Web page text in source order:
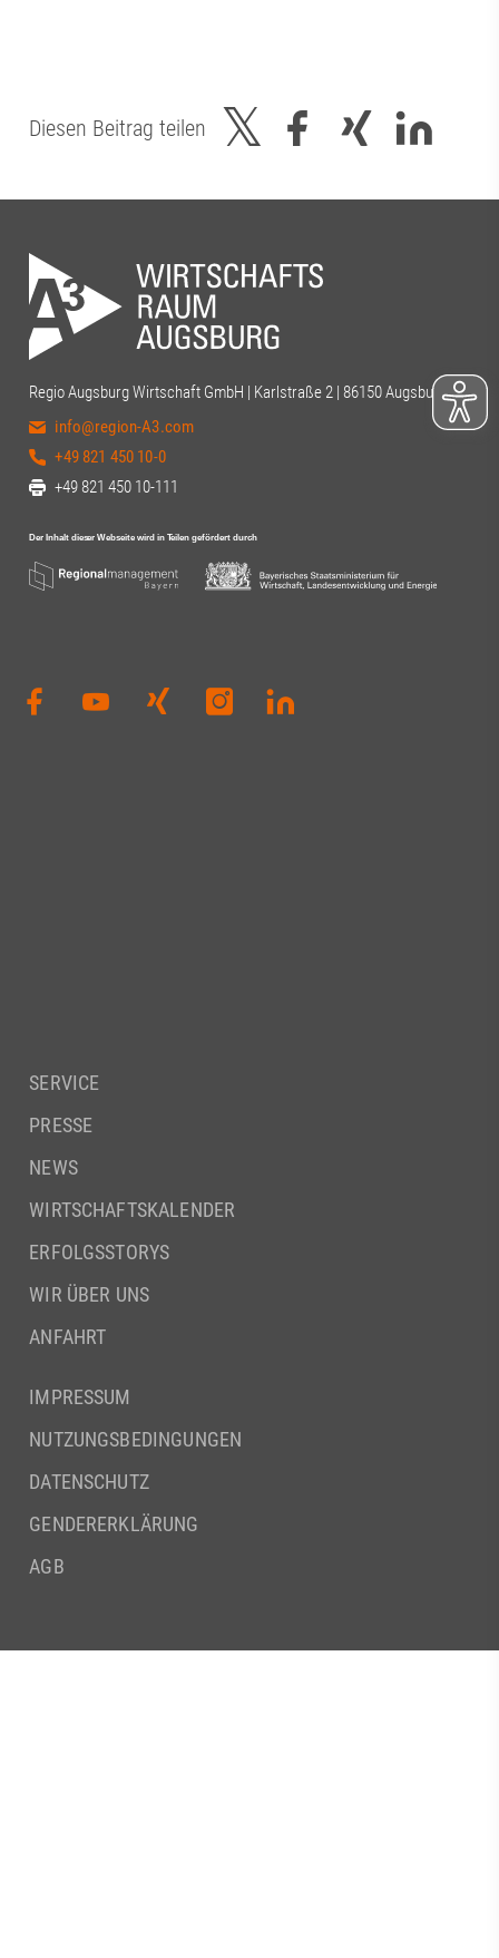
Diesen Beitrag teilen
Regio Augsburg Wirtschaft GmbH | Karlstraße 2 | 86150 Augsburg
info@region-A3.com
+49 821 450 10-0
+49 821 450 10-111
SERVICE
PRESSE
NEWS
WIRTSCHAFTSKALENDER
ERFOLGSSTORYS
WIR ÜBER UNS
ANFAHRT
IMPRESSUM
NUTZUNGSBEDINGUNGEN
DATENSCHUTZ
GENDERERKLÄRUNG
AGB